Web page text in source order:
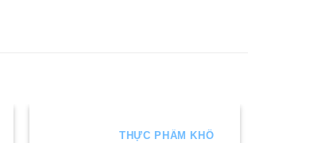
THỰC PHẨM KHÔ